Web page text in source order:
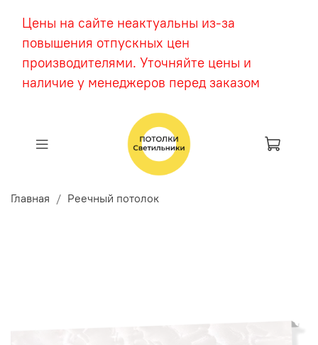
Цены на сайте неактуальны из-за
повышения отпускных цен
производителями. Уточняйте цены и
наличие у менеджеров перед заказом
Главная Реечный потолок